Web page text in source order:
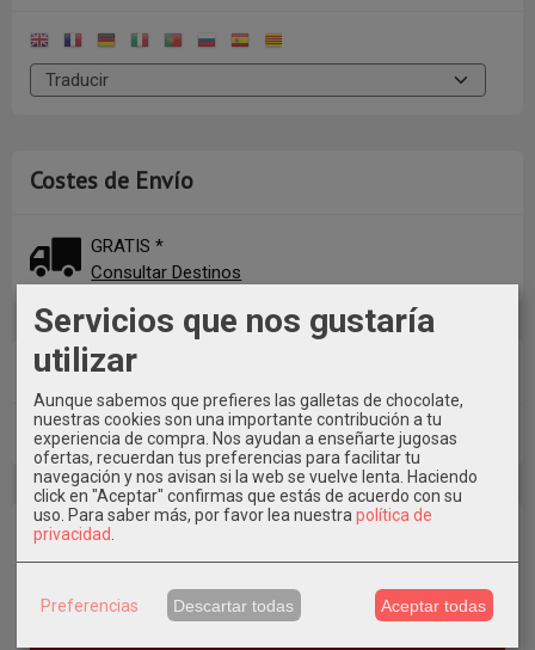
Costes de Envío
GRATIS *
Consultar Destinos
Tu Carrito (0)
El carrito de la compra está vacío
Redes Sociales
Instagram
Servicios que nos gustaría
utilizar
Aunque sabemos que prefieres las galletas de chocolate,
nuestras cookies son una importante contribución a tu
experiencia de compra. Nos ayudan a enseñarte jugosas
ofertas, recuerdan tus preferencias para facilitar tu
navegación y nos avisan si la web se vuelve lenta. Haciendo
click en "Aceptar" confirmas que estás de acuerdo con su
uso. Para saber más, por favor lea nuestra política de
privacidad
Preferencias Descartar todas Aceptar todas